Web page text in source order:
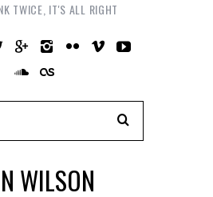
TWICE, IT'S ALL RIGHT
WILSON